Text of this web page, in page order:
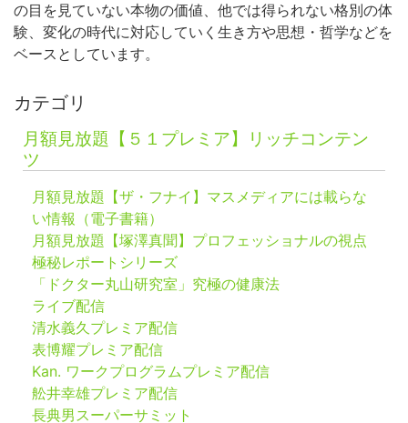
の目を見ていない本物の価値、他では得られない格別の体
験、変化の時代に対応していく生き方や思想・哲学などを
ベースとしています。
カテゴリ
月額見放題【５１プレミア】リッチコンテン
ツ
月額見放題【ザ・フナイ】マスメディアには載らな
い情報（電子書籍）
月額見放題【塚澤真聞】プロフェッショナルの視点
極秘レポートシリーズ
「ドクター丸山研究室」究極の健康法
ライブ配信
清水義久プレミア配信
表博耀プレミア配信
Kan. ワークプログラムプレミア配信
舩井幸雄プレミア配信
長典男スーパーサミット